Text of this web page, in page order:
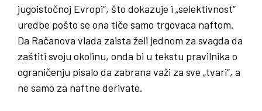
jugoistočnoj Evropi“, što dokazuje i „selektivnost“
uredbe pošto se ona tiče samo trgovaca naftom.
Da Račanova vlada zaista želi jednom za svagda da
zaštiti svoju okolinu, onda bi u tekstu pravilnika o
ograničenju pisalo da zabrana važi za sve „tvari“, a
ne samo za naftne derivate.